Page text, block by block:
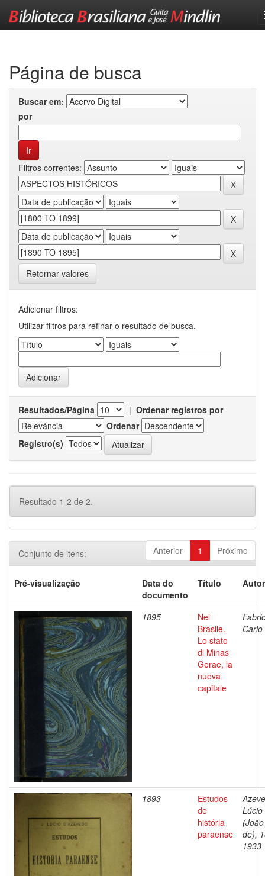
Página de busca
Buscar em:
por
Filtros correntes:
Retornar valores
Adicionar filtros:
Utilizar filtros para refinar o resultado de busca.
Resultados/Página | Ordenar registros por
Ordenar
Registro(s)
Resultado 1-2 de 2.
Anterior 1 Próximo
Conjunto de itens:
Pré-visualização
Data do
documento
Título
1895
Nel
Brasile.
Lo stato
di Minas
Gerae, la
nuova
capitale
Carlo
1893
Estudos
de
história
paraense
Lúcio
de),
1933